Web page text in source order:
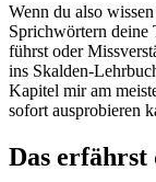
Wenn du also
Sprichwörtern deine
‌führst ‍oder
ins Skalden-
​Kapitel mir am
‌sofort ausprobieren
Das erfährst